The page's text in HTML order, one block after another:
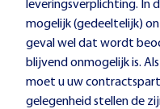
leveringsverplichting. In
mogelijk (gedeeltelijk)
geval wel dat wordt
blijvend onmogelijk is.
moet u uw
gelegenheid stellen de